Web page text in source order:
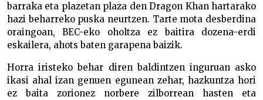
barraka eta plazetan plaza den Dragon Khan hartarako
hazi beharreko puska neurtzen. Tarte mota desberdina
oraingoan, BEC-eko oholtza ez baitira dozena-erdi
eskailera, ahots baten garapena baizik.
Horra iristeko behar diren baldintzen inguruan asko
ikasi ahal izan genuen egunean zehar, hazkuntza hori
ez baita zorionez norbere zilborrean hasten eta